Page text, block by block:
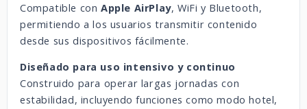
Compatible con Apple AirPlay, WiFi y Bluetooth,
permitiendo a los usuarios transmitir contenido
desde sus dispositivos fácilmente.
Diseñado para uso intensivo y continuo
Construido para operar largas jornadas con
estabilidad, incluyendo funciones como modo hotel,